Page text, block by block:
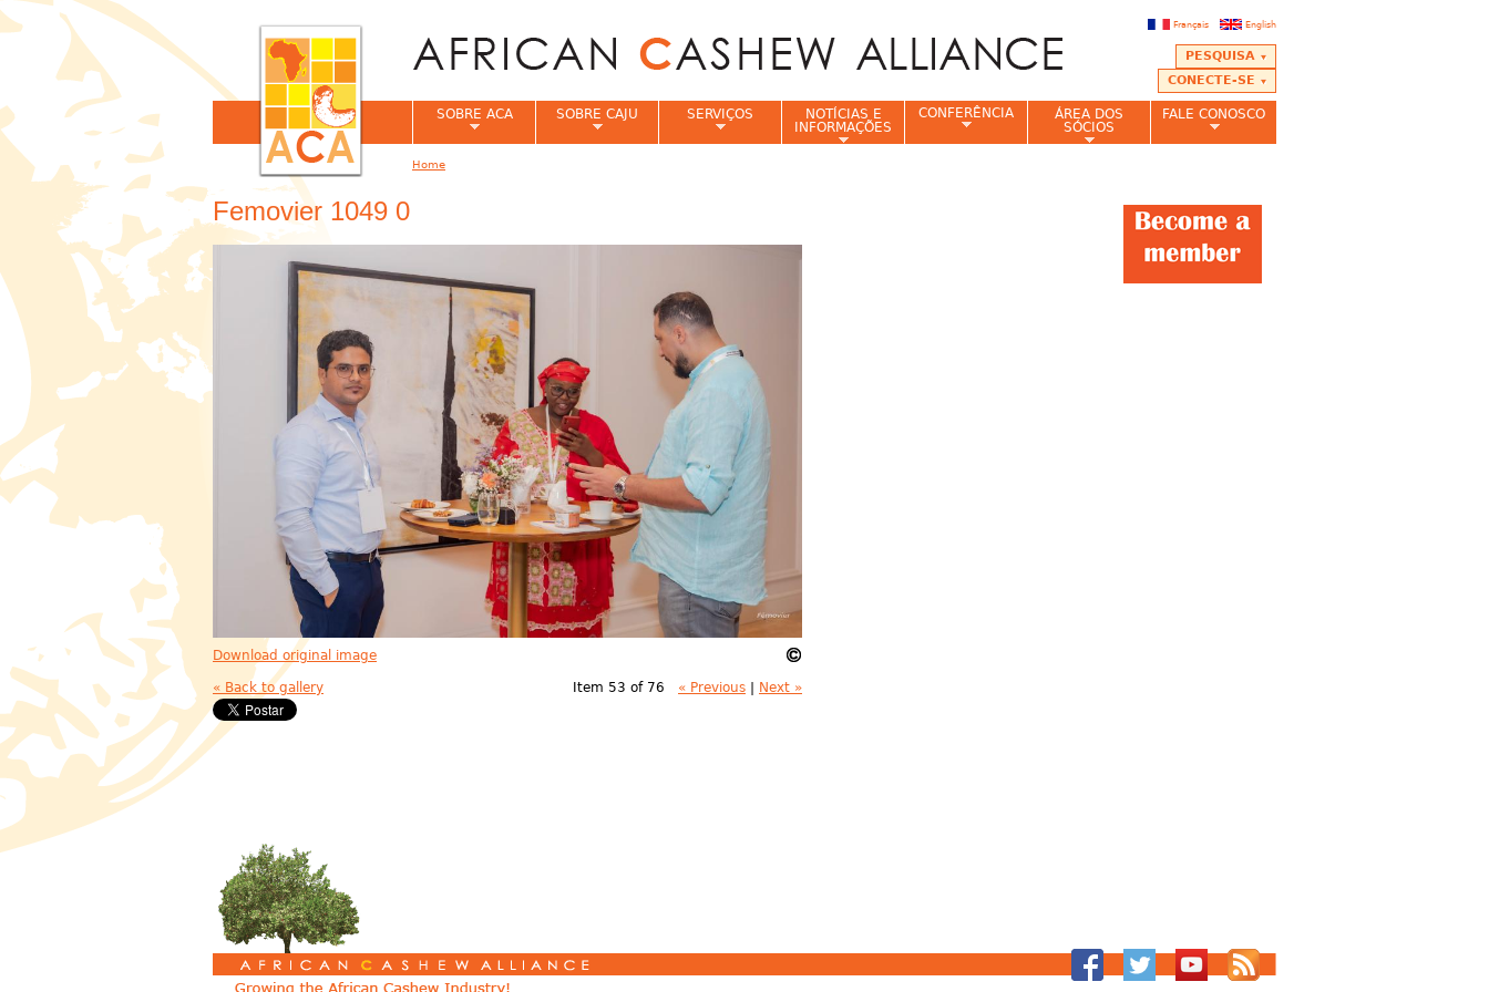
English
Français
PESQUISA
CONECTE-SE
Femovier 1049 0
Download original image
« Back to gallery Item 53 of 76 « Previous | Next »
SOBRE ACA SOBRE CAJU SERVIÇOS
NOTÍCIAS E
INFORMAÇÕES
CONFERÊNCIA
ÁREA DOS
SÓCIOS
FALE CONOSCO
Home